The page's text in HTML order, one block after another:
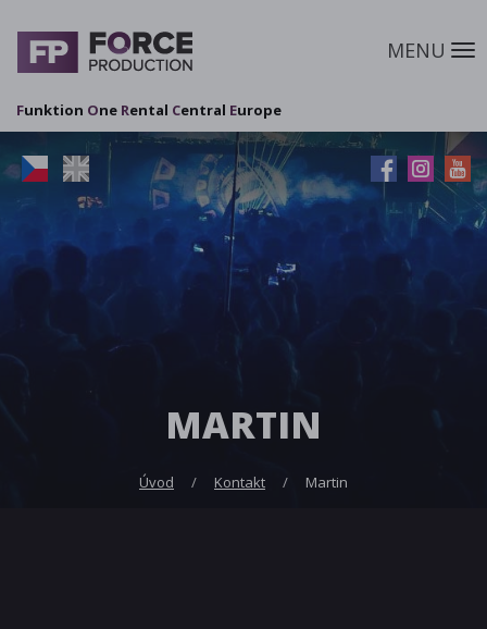
MENU
Funktion One Rental Central Europe
MARTIN
Úvod Kontakt Martin